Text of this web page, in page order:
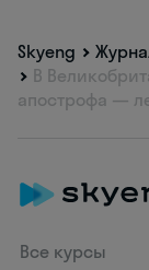
Skyeng
В
апострофа —
Все курсы